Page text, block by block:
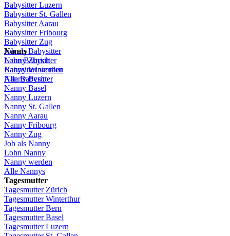
BabysitterLuzern
Babysitter St. Gallen
BabysitterAarau
BabysitterFribourg
Babysitter Zug
JobalsBabysitter
LohnBabysitter
Babysitterwerden
Alle Babysitter
Nanny
NannyZürich
Nanny Winterthur
Nanny Bern
Nanny Basel
Nanny Luzern
Nanny St. Gallen
Nanny Aarau
Nanny Fribourg
Nanny Zug
Job als Nanny
Lohn Nanny
Nanny werden
Alle Nannys
Tagesmutter
Tagesmutter Zürich
TagesmutterWinterthur
TagesmutterBern
TagesmutterBasel
Tagesmutter Luzern